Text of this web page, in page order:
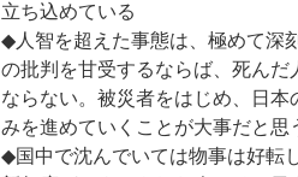
立ち込めている
◆人智を超えた事態は、極めて深
の批判を甘受するならば、死ん
ならない。被災者をはじめ、日
みを進めていくことが大事だと思
◆国中で沈んでいては物事は好転